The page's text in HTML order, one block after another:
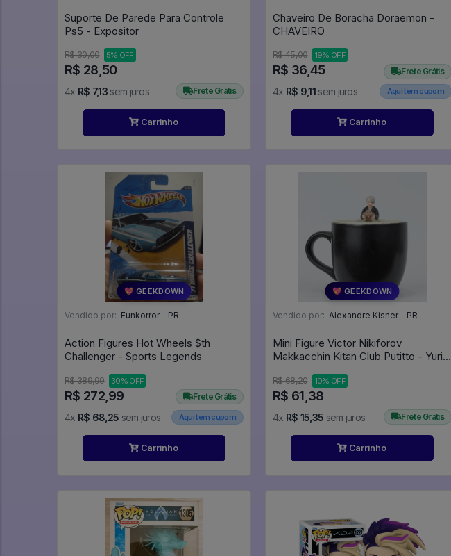
Suporte De Parede Para Controle
Ps5 - Expositor
R$ 30,00 5% OFF
R$ 28,50
4x R$ 7,13 sem juros Frete Grátis
Carrinho
Chaveiro De Boracha Doraemon -
CHAVEIRO
R$ 45,00 19% OFF
R$ 36,45
4x R$ 9,11 sem juros
Frete Grátis
Aqui tem cupom
Carrinho
💖 GEEKDOWN
Vendido por: Funkorror - PR
Action Figures Hot Wheels $th
Challenger - Sports Legends
R$ 389,99 30% OFF
R$ 272,99
4x R$ 68,25 sem juros
Frete Grátis
Aqui tem cupom
Carrinho
💖 GEEKDOWN
Vendido por: Alexandre Kisner - PR
Mini Figure Victor Nikiforov
Makkacchin Kitan Club Putitto - Yuri!!!
R$ 68,20 10% OFF
R$ 61,38
4x R$ 15,35 sem juros Frete Grátis
Carrinho